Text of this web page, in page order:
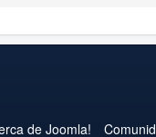
de Joomla!